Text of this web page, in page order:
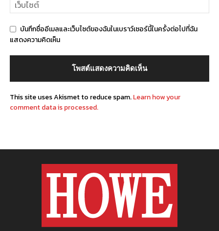
บันทึกชื่ออีเมลและเว็บไซต์ของฉันในเบราว์เซอร์นี้ในครั้งต่อไปที่ฉัน
แสดงความคิดเห็น
This site uses Akismet to reduce spam.Learn how your
comment data is processed.